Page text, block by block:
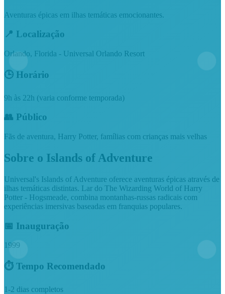
Aventuras épicas em ilhas temáticas emocionantes.
📍 Localização
Orlando, Florida - Universal Orlando Resort
🕒 Horário
9h às 22h (varia conforme temporada)
👥 Público
Fãs de aventura, Harry Potter, famílias com crianças mais velhas
Sobre o Islands of Adventure
Universal's Islands of Adventure oferece aventuras épicas através de
ilhas temáticas distintas. Lar do The Wizarding World of Harry
Potter - Hogsmeade, combina montanhas-russas radicais com
experiências imersivas baseadas em franquias populares.
📅 Inauguração
1999
⏱️ Tempo Recomendado
1-2 dias completos